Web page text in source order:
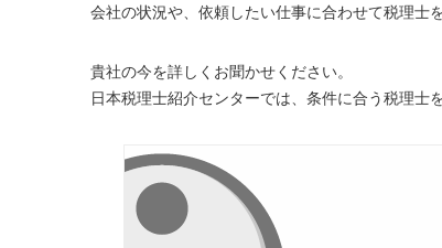
会社の状況や、依頼したい仕事に合わせて税理士
貴社の今を詳しくお聞かせください。
日本税理士紹介センターでは、条件に合う税理士